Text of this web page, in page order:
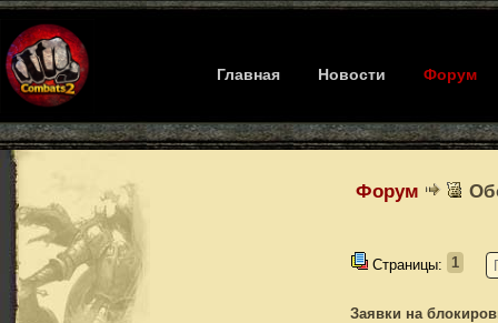
Главная Новости Форум
Форум
Страницы: 1
Заявки на